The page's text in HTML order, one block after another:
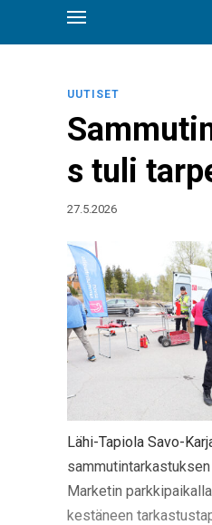
UUTISET
s tuli
27.5.2026
Lähi-Tapiola Savo-
Marketin
kestäneen